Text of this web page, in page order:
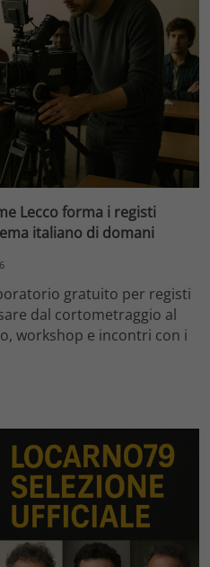
Lecco forma i registi
italiano di domani
gratuito per registi
dal cortometraggio al
workshop e incontri con i